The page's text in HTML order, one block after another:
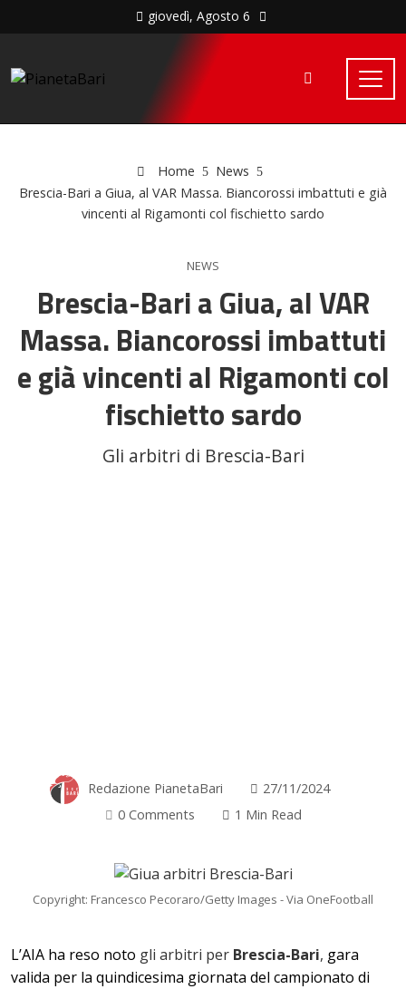
giovedì, Agosto 6
Home
News
Brescia-Bari a Giua, al VAR Massa. Biancorossi imbattuti e già
vincenti al Rigamonti col fischietto sardo
NEWS
Brescia-Bari a Giua, al VAR
Massa. Biancorossi imbattuti
e già vincenti al Rigamonti col
fischietto sardo
Gli arbitri di Brescia-Bari
Redazione PianetaBari
27/11/2024
0 Comments
1 Min Read
Copyright: Francesco Pecoraro/Getty Images - Via OneFootball
L’AIA ha reso noto gli arbitri per Brescia-Bari, gara
valida per la quindicesima giornata del campionato di